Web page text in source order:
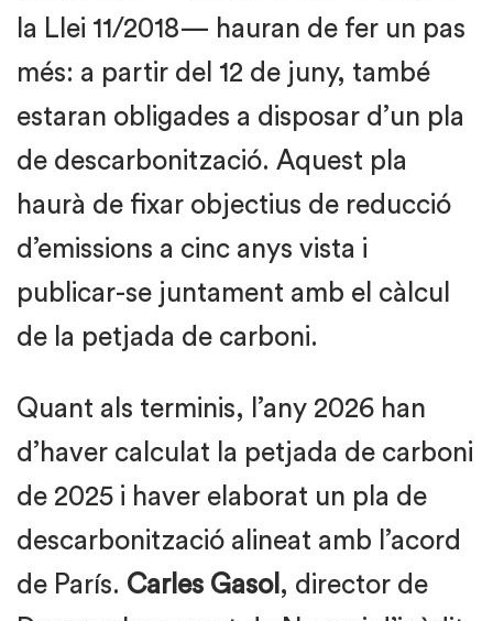
la Llei 11/2018— hauran de fer un pas
més: a partir del 12 de juny, també
estaran obligades a disposar d’un pla
de descarbonització. Aquest pla
haurà de fixar objectius de reducció
d’emissions a cinc anys vista i
publicar-se juntament amb el càlcul
de la petjada de carboni.
Quant als terminis, l’any 2026 han
d’haver calculat la petjada de carboni
de 2025 i haver elaborat un pla de
descarbonització alineat amb l’acord
de París. Carles Gasol , director de